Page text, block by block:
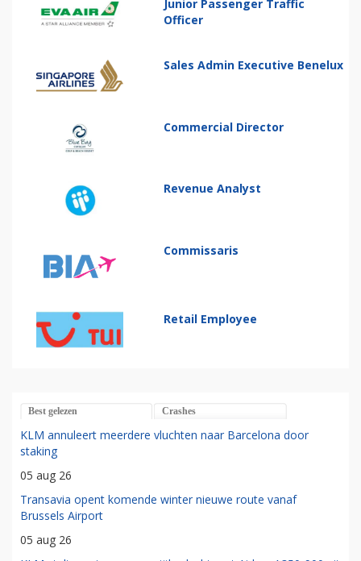
Junior Passenger Traffic
Officer
Sales Admin Executive Benelux
Commercial Director
Revenue Analyst
Commissaris
Retail Employee
Best gelezen Crashes
KLM annuleert meerdere vluchten naar Barcelona door
staking
05 aug 26
Transavia opent komende winter nieuwe route vanaf
Brussels Airport
05 aug 26